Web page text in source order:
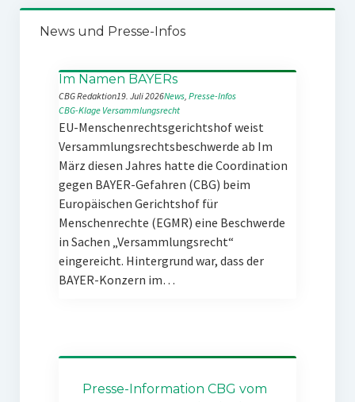
News und Presse-Infos
Im Namen BAYERs
CBG Redaktion19. Juli 2026News, Presse-Infos
CBG-Klage Versammlungsrecht
EU-Menschenrechtsgerichtshof weist
Versammlungsrechtsbeschwerde ab Im
März diesen Jahres hatte die Coordination
gegen BAYER-Gefahren (CBG) beim
Europäischen Gerichtshof für
Menschenrechte (EGMR) eine Beschwerde
in Sachen „Versammlungsrecht“
eingereicht. Hintergrund war, dass der
BAYER-Konzern im…
Presse-Information CBG vom